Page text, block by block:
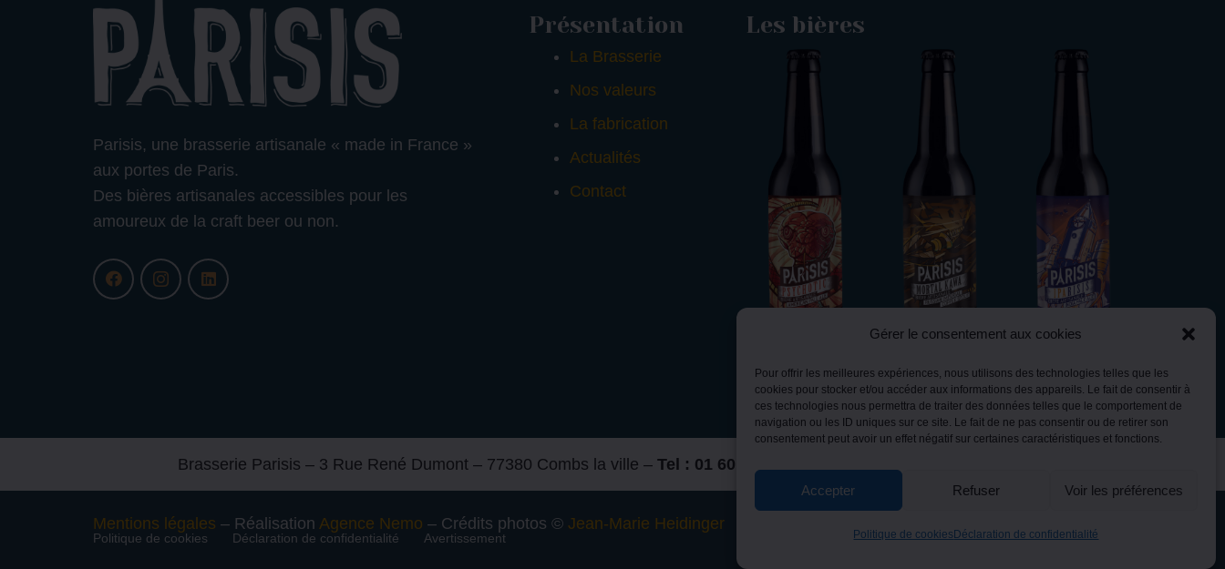
Gérer le consentement aux cookies
Pour offrir les meilleures expériences, nous utilisons des technologies telles que les
cookies pour stocker et/ou accéder aux informations des appareils. Le fait de consentir à
ces technologies nous permettra de traiter des données telles que le comportement de
navigation ou les ID uniques sur ce site. Le fait de ne pas consentir ou de retirer son
consentement peut avoir un effet négatif sur certaines caractéristiques et fonctions.
Accepter Refuser Voir les préférences
Politique de cookies Déclaration de confidentialité
Parisis, une brasserie artisanale « made in France »
aux portes de Paris.
Des bières artisanales accessibles pour les
amoureux de la craft beer ou non.
Présentation
La Brasserie
Nos valeurs
La fabrication
Actualités
Contact
Les bières
MORTAL KAWA IPARISIS
Brasserie Parisis – 3 Rue René Dumont – 77380 Combs la ville – Tel : 01 60 46 62 33
Mentions légales – Réalisation Agence Nemo – Crédits photos © Jean-Marie Heidinger
Politique de cookies Déclaration de confidentialité Avertissement
Responsabilité Elargie du Producteur (REP) :